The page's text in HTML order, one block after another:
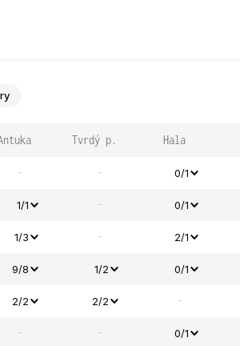
Tvrdý p. Hala
- - 0/1
1/1 - 0/1
1/3 - 2/1
9/8 1/2 0/1
2/2 2/2 -
- - 0/1